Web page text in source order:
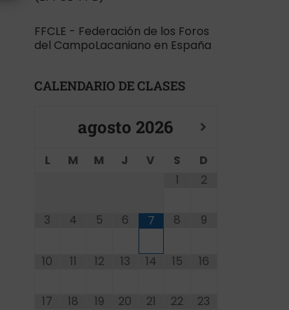
FFCLE - Federación de los Foros
del CampoLacaniano en España
CALENDARIO DE CLASES
agosto 2026
L M M J V S
D
1
2
3 4 5 6 7 8 9
10 11 12 13 14 15 16
17 18 19 20 21 22 23